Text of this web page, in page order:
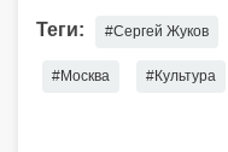
Теги: #Сергей Жуков
#Москва #Культура